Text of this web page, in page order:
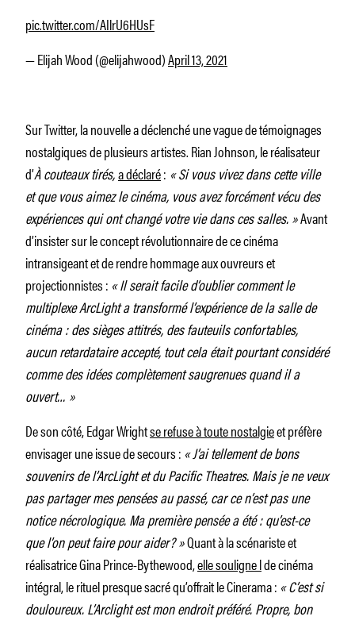
pic.twitter.com/AIlrU6HUsF
— Elijah Wood (@elijahwood)April 13, 2021
Sur Twitter, la nouvelle a déclenché une vague de témoignages
nostalgiques de plusieurs artistes. Rian Johnson, le réalisateur
d’À couteaux tirés,a déclaré: « Si vous vivez dans cette ville
et que vous aimez le cinéma, vous avez forcément vécu des
expériences qui ont changé votre vie dans ces salles. »Avant
d’insister sur le concept révolutionnaire de ce cinéma
intransigeant et de rendre hommage aux ouvreurs et
projectionnistes : « Il serait facile d’oublier comment le
multiplexe ArcLight a transformé l’expérience de la salle de
cinéma : des sièges attitrés, des fauteuils confortables,
aucun retardataire accepté, tout cela était pourtant considéré
comme des idées complètement saugrenues quand il a
ouvert… »
De son côté, Edgar Wrightse refuse à toute nostalgieet préfère
envisager une issue de secours : « J’ai tellement de bons
souvenirs de l’ArcLight et du Pacific Theatres. Mais je ne veux
pas partager mes pensées au passé, car ce n’est pas une
notice nécrologique. Ma première pensée a été : qu’est-ce
que l’on peut faire pour aider? »Quant à la scénariste et
réalisatrice Gina Prince-Bythewood,elle souligne lde cinéma
intégral, le rituel presque sacré qu’offrait le Cinerama : « C’est si
douloureux. L’Arclight est mon endroit préféré. Propre, bon